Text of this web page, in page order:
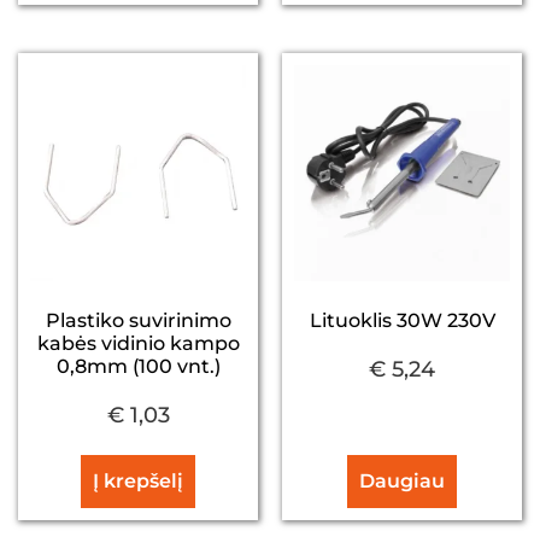
Plastiko suvirinimo
kabės vidinio kampo
0,8mm (100 vnt.)
€1,03
Į krepšelį
Lituoklis 30W 230V
€ 5,24
Daugiau